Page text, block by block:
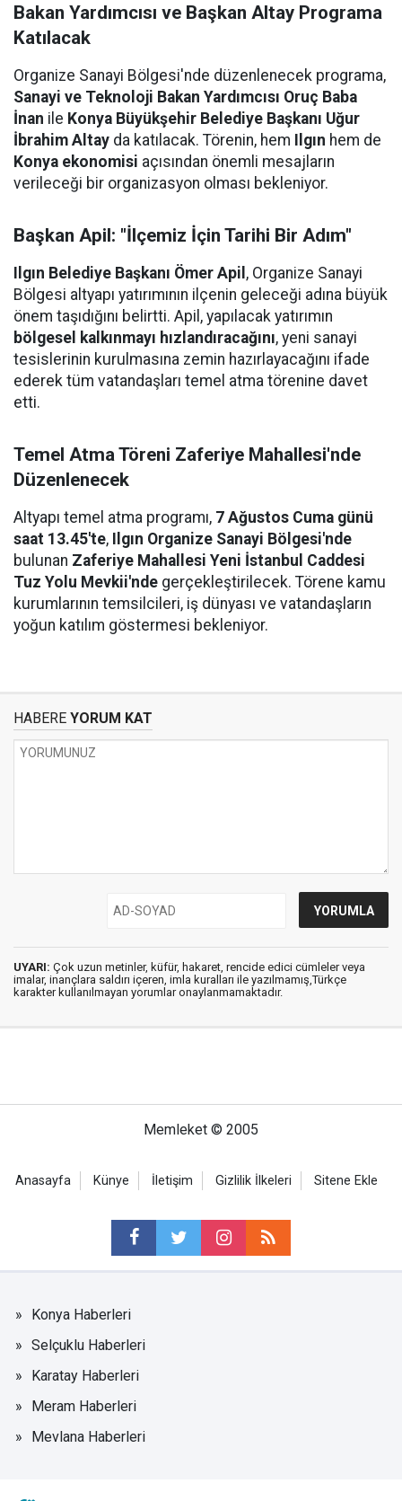
Bakan Yardımcısı ve Başkan Altay Programa
Katılacak
Organize Sanayi Bölgesi'nde düzenlenecek programa,
Sanayi ve Teknoloji Bakan Yardımcısı Oruç Baba
İnan ile Konya Büyükşehir Belediye Başkanı Uğur
İbrahim Altay da katılacak. Törenin, hem Ilgın hem de
Konya ekonomisi açısından önemli mesajların
verileceği bir organizasyon olması bekleniyor.
Başkan Apil: "İlçemiz İçin Tarihi Bir Adım"
Ilgın Belediye Başkanı Ömer Apil , Organize Sanayi
Bölgesi altyapı yatırımının ilçenin geleceği adına büyük
önem taşıdığını belirtti. Apil, yapılacak yatırımın
bölgesel kalkınmayı hızlandıracağını, yeni sanayi
tesislerinin kurulmasına zemin hazırlayacağını ifade
ederek tüm vatandaşları temel atma törenine davet
etti.
Temel Atma Töreni Zaferiye Mahallesi'nde
Düzenlenecek
Altyapı temel atma programı, 7 Ağustos Cuma günü
saat 13.45'te,
Ilgın Organize Sanayi Bölgesi'nde
bulunan Zaferiye Mahallesi Yeni İstanbul Caddesi
Tuz Yolu Mevkii'nde gerçekleştirilecek. Törene kamu
kurumlarının temsilcileri, iş dünyası ve vatandaşların
yoğun katılım göstermesi bekleniyor.
HABERE YORUM KAT
UYARI: Çok uzun metinler, küfür, hakaret, rencide edici cümleler veya
imalar, inançlara saldırı içeren, imla kuralları ile yazılmamış,Türkçe
karakter kullanılmayan yorumlar onaylanmamaktadır.
Memleket © 2005
Anasayfa Künye İletişim Gizlilik İlkeleri Sitene Ekle
Konya Haberleri
Selçuklu Haberleri
Karatay Haberleri
Meram Haberleri
Mevlana Haberleri